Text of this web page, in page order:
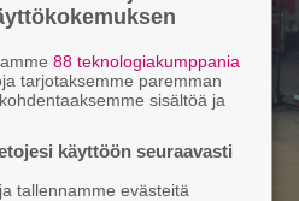
88 teknologiakumppania
tarjotaksemme paremman
sisältöä ja
käyttöön seuraavasti
tallennamme evästeitä